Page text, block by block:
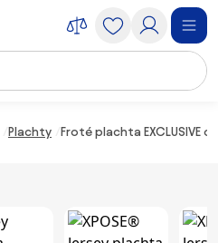
Plachty Froté plachta EXCLUSIVE